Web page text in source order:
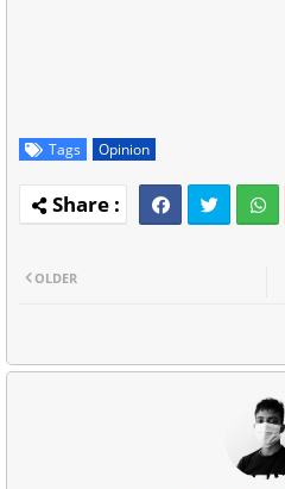
Tags Opinion
OLDER